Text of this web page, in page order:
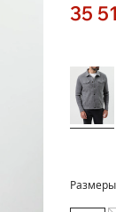
35